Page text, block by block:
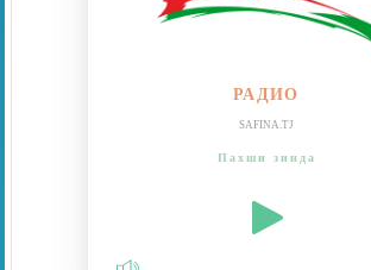
РАДИО
SAFINA.TJ
Пахши зинда